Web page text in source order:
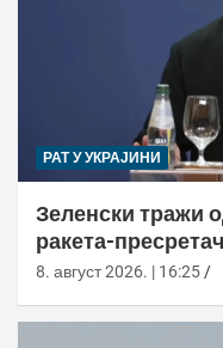
РАТ У УКРАЈИНИ
Зеленски тражи
ракета-
8. август 2026. | 16:25